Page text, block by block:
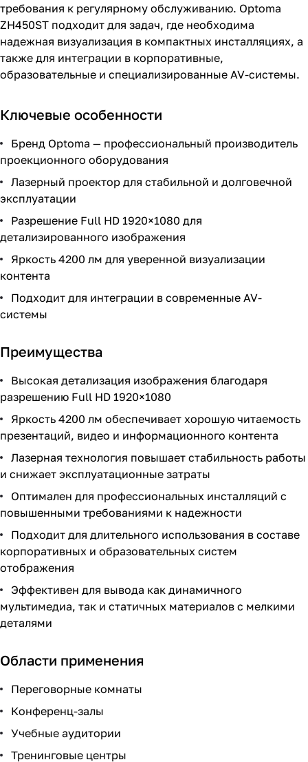
требования к регулярному обслуживанию. Optoma
ZH450ST подходит для задач, где необходима
надежная визуализация в компактных инсталляциях, а
также для интеграции в корпоративные,
образовательные и специализированные AV-системы.
Ключевые особенности
Бренд Optoma — профессиональный производитель
проекционного оборудования
Лазерный проектор для стабильной и долговечной
эксплуатации
Разрешение Full HD 1920×1080 для
детализированного изображения
Яркость 4200 лм для уверенной визуализации
контента
Подходит для интеграции в современные AV-
системы
Преимущества
Высокая детализация изображения благодаря
разрешению Full HD 1920×1080
Яркость 4200 лм обеспечивает хорошую читаемость
презентаций, видео и информационного контента
Лазерная технология повышает стабильность работы
и снижает эксплуатационные затраты
Оптимален для профессиональных инсталляций с
повышенными требованиями к надежности
Подходит для длительного использования в составе
корпоративных и образовательных систем
отображения
Эффективен для вывода как динамичного
мультимедиа, так и статичных материалов с мелкими
деталями
Области применения
Переговорные комнаты
Конференц-залы
Учебные аудитории
Тренинговые центры